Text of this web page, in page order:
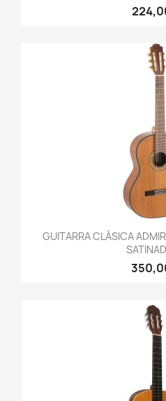
GUITARRA CLÁSICA